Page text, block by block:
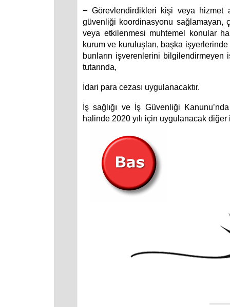
− Görevlendirdikleri kişi veya hizmet
güvenliği koordinasyonu sağlamayan,
veya etkilenmesi muhtemel konular
kurum ve kuruluşları, başka
bunların işverenlerini
tutarında,
İdari para cezası uygulanacaktır.
İş sağlığı ve İş Güvenliği
halinde 2020 yılı için uygulanacak